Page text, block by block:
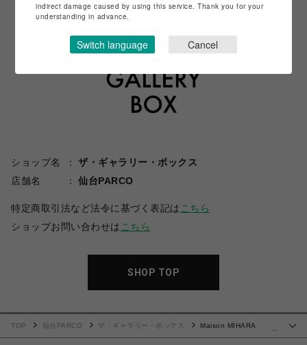
ショップ名
ザ・ギャラリー・ボックス
店舗名
仙台PARCO
特定商取引法など法令に基づく表記は こちら
ショップお問い合わせは こちら
SHOP TOP
TOP 仙台PARCO ザ・ギャラリー・ボックス
Maison MIHARA
indirect damage caused by using this service. Thank you for your
understanding in advance.
Switch language Cancel